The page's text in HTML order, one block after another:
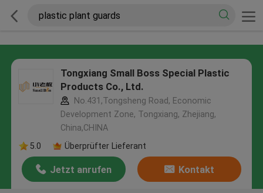
Tongxiang Small Boss Special Plastic
Products Co., Ltd.
No.431,Tongsheng Road, Economic
Development Zone, Tongxiang, Zhejiang,
China,CHINA
5.0
Überprüfter Lieferant
Jetzt anrufen Kontakt